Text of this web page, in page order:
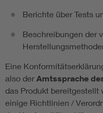
Berichte über Tests
Beschreibungen der
Eine
also derAmtssprache
das Produkt bereitgestellt
einige Richtlinien /